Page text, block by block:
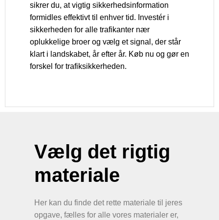
sikrer du, at vigtig sikkerhedsinformation
formidles effektivt til enhver tid. Investér i
sikkerheden for alle trafikanter nær
oplukkelige broer og vælg et signal, der står
klart i landskabet, år efter år. Køb nu og gør en
forskel for trafiksikkerheden.
Vælg det rigtig
materiale
Her kan du finde det rette materiale til jeres
opgave, fælles for alle vores materialer er,